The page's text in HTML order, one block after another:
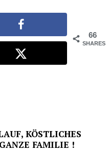
66
SHARES
KÖSTLICHES
FAMILIE !